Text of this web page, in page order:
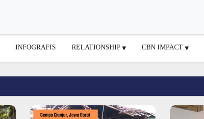
INFOGRAFIS RELATIONSHIP CBN IMPACT